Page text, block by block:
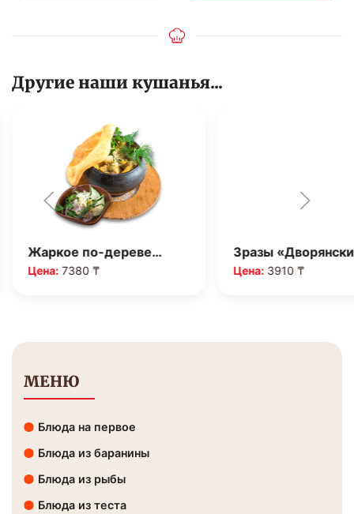
Другие наши кушанья...
Жаркое по-дереве…
Цена: 7380 ₸
Зразы
Цена:3910 ₸
МЕНЮ
Блюда на первое
Блюда из баранины
Блюда из рыбы
Блюда из теста